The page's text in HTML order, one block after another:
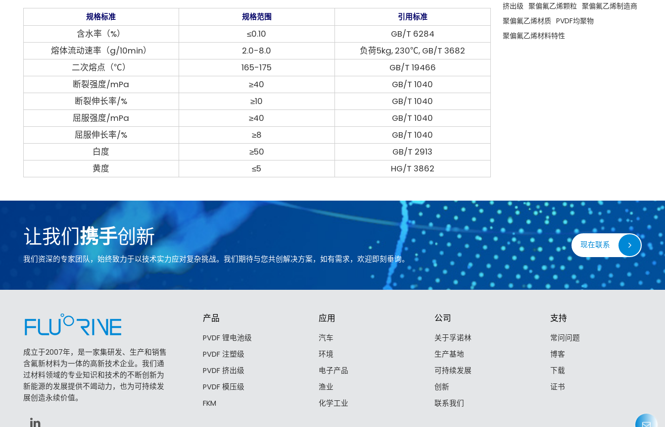
规格标准 规格范围 引用标准
含水率（%） ≤0.10
GB/T 6284
熔体流动速率（g/10min）
2.0-8.0
负荷5kg, 230℃, GB/T 3682
二次熔点（℃）
165-175
GB/T 19466
断裂强度/mPa
≥40
GB/T 1040
断裂伸长率/%
≥10
GB/T 1040
屈服强度/mPa
≥40
GB/T 1040
屈服伸长率/%
≥8
GB/T 1040
白度
≥50
GB/T 2913
黄度
≤5 HG/T 3862
挤出级 聚偏氟乙烯颗粒 聚偏氟乙烯制造商
聚偏氟乙烯材质 PVDF均聚物
聚偏氟乙烯材料特性
让我们携手创新
我们资深的专家团队，始终致力于以技术实力应对复杂挑战。我们期待与您共创解决方案，如有需求，欢迎即刻垂询。
现在联系
成立于2007年，是一家集研发、生产和销售
含氟新材料为一体的高新技术企业。我们通
过材料领域的专业知识和技术的不断创新为
新能源的发展提供不竭动力，也为可持续发
展创造永续价值。
产品
PVDF 锂电池级
PVDF 注塑级
PVDF 挤出级
PVDF 模压级
FKM
应用
汽车
环境
电子产品
渔业
化学工业
公司
关于孚诺林
生产基地
可持续发展
创新
联系我们
支持
常问问题
博客
下载
证书